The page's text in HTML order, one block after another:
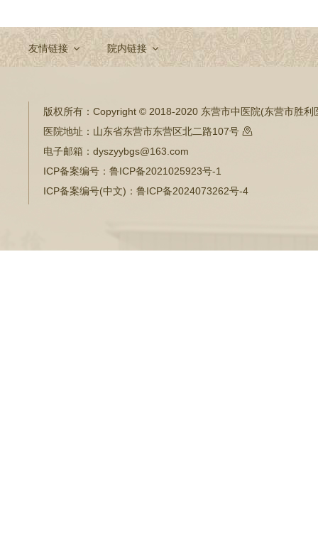
友情链接 院内链接
版权所有： Copyright © 2018-2020 东营市中医院(东营市胜利
医院地址： 山东省东营市东营区北二路107号 
电子邮箱： dyszyybgs@163.com
ICP备案编号： 鲁ICP备2021025923号-1
ICP备案编号(中文)： 鲁ICP备2024073262号-4